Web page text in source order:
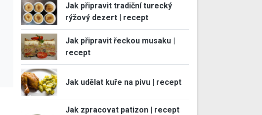
Jak připravit tradiční turecký
rýžový dezert | recept
Jak připravit řeckou musaku |
recept
Jak udělat kuře na pivu | recept
Jak zpracovat patizon | recept